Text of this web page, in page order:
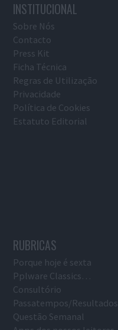
INSTITUCIONAL
Sobre Nós
Contacto
Press Kit
Ficha Técnica
Regras de Utilização
Privacidade
Política de Cookies
Estatuto Editorial
RUBRICAS
Porque hoje é sexta
Pplware Classics…
Consultório
Passatempos/Resultados
Questão Semanal